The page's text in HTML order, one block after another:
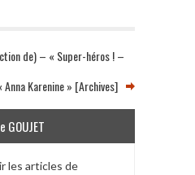
de) – « Super-héros ! –
Karenine » [Archives]
GOUJET
les articles de